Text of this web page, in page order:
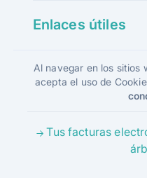
Enlaces útiles
Al navegar en los sitios
acepta el uso de
Tus facturas